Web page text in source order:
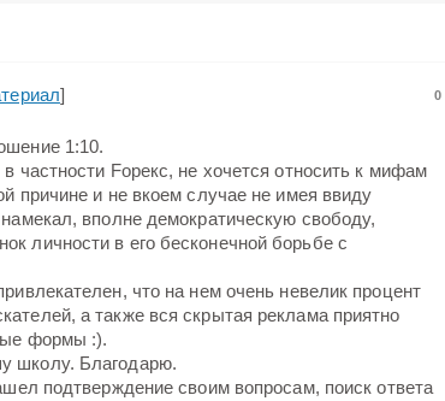
0
]
1:10.
частности Fорекс, не хочется относить к мифам
причине и не вкоем случае не имея ввиду
вполне демократическую свободу,
личности в его бесконечной борьбе с
что на нем очень невелик процент
а также вся скрытая реклама приятно
формы :).
школу. Благодарю.
подтверждение своим вопросам, поиск ответа